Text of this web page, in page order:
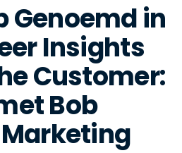
Genoemd in
Insights
Customer:
Bob
Marketing